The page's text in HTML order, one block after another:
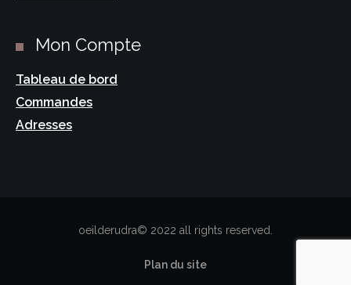
Mon Compte
Tableau de bord
Commandes
Adresses
oeilderudra© 2022 all rights reserved.
Plan du site